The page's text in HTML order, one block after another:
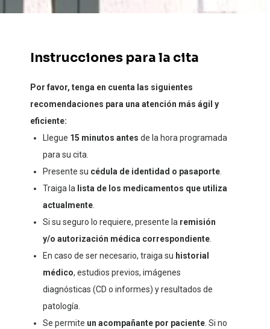
Instrucciones para la cita
Por favor, tenga en cuenta las siguientes
recomendaciones para una atención más ágil y
eficiente:
Llegue 15 minutos antes de la hora programada
para su cita.
Presente su cédula de identidad o pasaporte
Traiga la lista de los medicamentos que utiliza
actualmente
Si su seguro lo requiere, presente la remisión
y/o autorización médica correspondiente
En caso de ser necesario, traiga su historial
médico, estudios previos, imágenes
diagnósticas (CD o informes) y resultados de
patología.
Se permite un acompañante por paciente . Si no